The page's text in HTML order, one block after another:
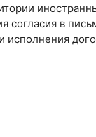
согласия в